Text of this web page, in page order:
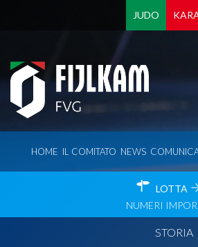
JUDO
HOME IL COMITATO NEWS
LOTTA
NUMERI
STORIA